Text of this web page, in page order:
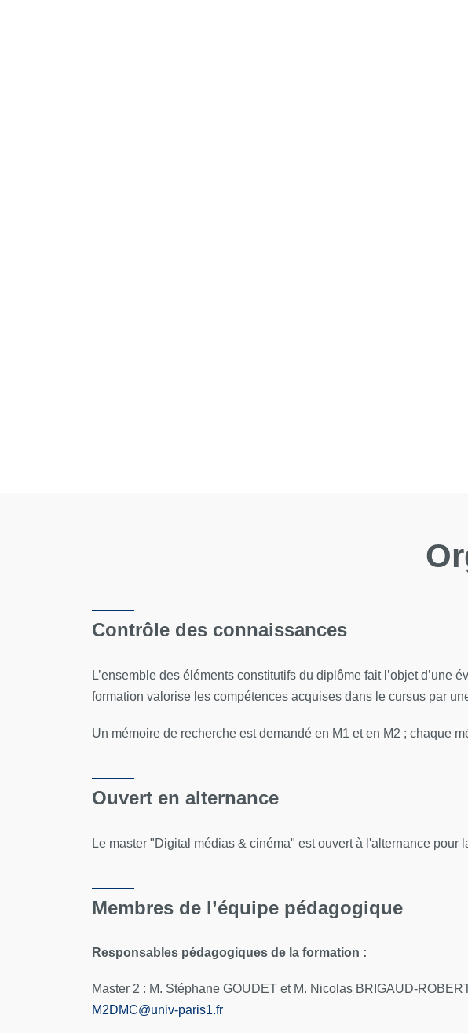
Contrôle des connaissances
L’ensemble des éléments constitutifs du diplôme fait l’objet d’une
formation valorise les compétences acquises dans le cursus par
Un mémoire de recherche est demandé en M1 et en M2 ; chaque
Ouvert en alternance
Le master "Digital médias & cinéma" est ouvert à l'alternance pour
Membres de l’équipe pédagogique
Responsables pédagogiques de la formation :
Master 2 : M. Stéphane GOUDET et M. Nicolas BRIGAUD-
M2DMC@univ-paris1.fr